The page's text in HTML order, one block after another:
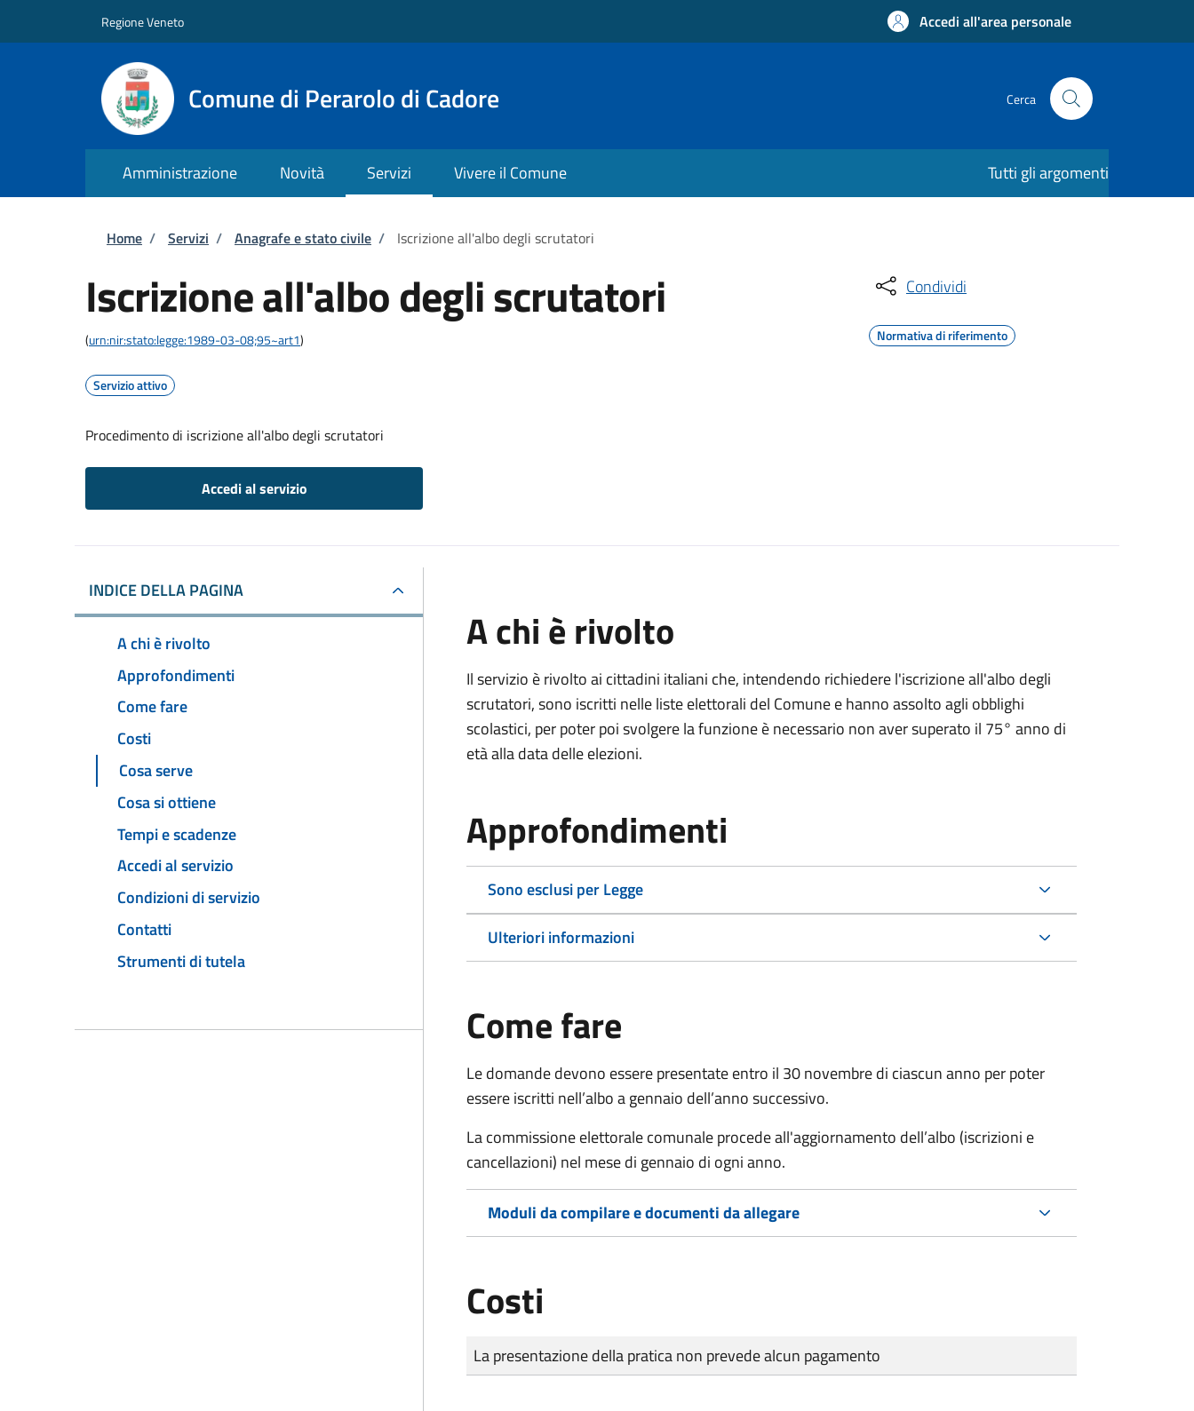
Regione Veneto Accedi all'area personale
Comune di Perarolo di Cadore Cerca
Amministrazione Novità Servizi Vivere il Comune Tutti gli argomenti
Briciole di pane
Home / Servizi / Anagrafe e stato civile / Iscrizione all'albo degli scrutatori
Iscrizione all'albo degli scrutatori
(urn:nir:stato:legge:1989-03-08;95~art1)
Servizio attivo
Procedimento di iscrizione all'albo degli scrutatori
Accedi al servizio
Condividi
Normativa di riferimento
INDICE DELLA PAGINA
A chi è rivolto
Approfondimenti
Come fare
Costi
Cosa serve
Cosa si ottiene
Tempi e scadenze
Accedi al servizio
Condizioni di servizio
Contatti
Strumenti di tutela
A chi è rivolto
Il servizio è rivolto ai cittadini italiani che, intendendo richiedere l'iscrizione all'albo degli
scrutatori, sono iscritti nelle liste elettorali del Comune e hanno assolto agli obblighi
scolastici, per poter poi svolgere la funzione è necessario non aver superato il 75° anno di
età alla data delle elezioni.
Approfondimenti
Sono esclusi per Legge
Ulteriori informazioni
Come fare
Le domandedevono essere presentate entro il 30 novembre di ciascun anno per poter
essere iscritti nell’albo a gennaio dell’anno successivo.
La commissione elettorale comunale procede all'aggiornamento dell’albo (iscrizioni e
cancellazioni) nel mese di gennaio di ogni anno.
Moduli da compilare e documenti da allegare
Costi
Tipo di pagamento
Importo
La presentazione della pratica non prevede alcun pagamento